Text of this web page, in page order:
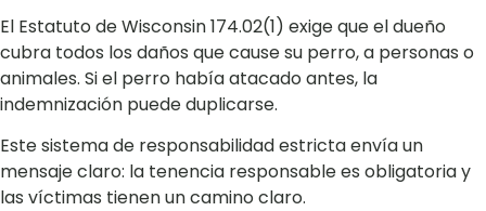
El Estatuto de Wisconsin 174.02(1) exige que el dueño
cubra todos los daños que cause su perro, a personas o
animales. Si el perro había atacado antes, la
indemnización puede duplicarse.
Este sistema de responsabilidad estricta envía un
mensaje claro: la tenencia responsable es obligatoria y
las víctimas tienen un camino claro.